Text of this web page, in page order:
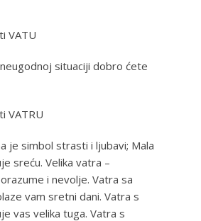
VATU
situaciji dobro ćete
VATRU
je simbol strasti i ljubavi; Mala
sreću. Velika vatra –
i nevolje. Vatra sa
vam sretni dani. Vatra s
vas velika tuga. Vatra s